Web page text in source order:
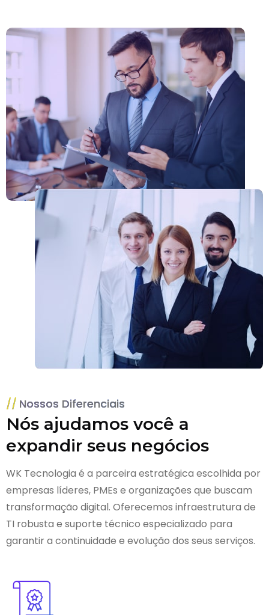
Nossos Diferenciais
Nós ajudamos você a
expandir seus negócios
WK Tecnologia é a parceira estratégica escolhida por
empresas líderes, PMEs e organizações que buscam
transformação digital. Oferecemos infraestrutura de
TI robusta e suporte técnico especializado para
garantir a continuidade e evolução dos seus serviços.